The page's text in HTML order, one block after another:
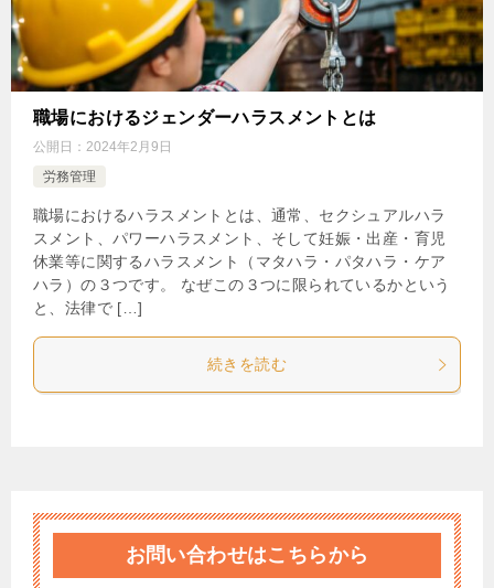
職場におけるジェンダーハラスメントとは
公開日： 2024年2月9日
労務管理
職場におけるハラスメントとは、通常、セクシュアルハラ
スメント、パワーハラスメント、そして妊娠・出産・育児
休業等に関するハラスメント（マタハラ・パタハラ・ケア
ハラ）の３つです。 なぜこの３つに限られているかという
と、法律で […]
続きを読む
お問い合わせはこちらから